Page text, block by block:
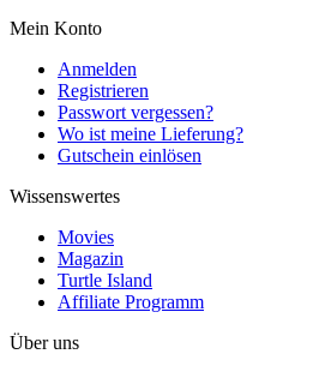
Mein Konto
Anmelden
Registrieren
Passwort vergessen?
Wo ist meine Lieferung?
Gutschein einlösen
Wissenswertes
Movies
Magazin
Turtle Island
Affiliate Programm
Über uns